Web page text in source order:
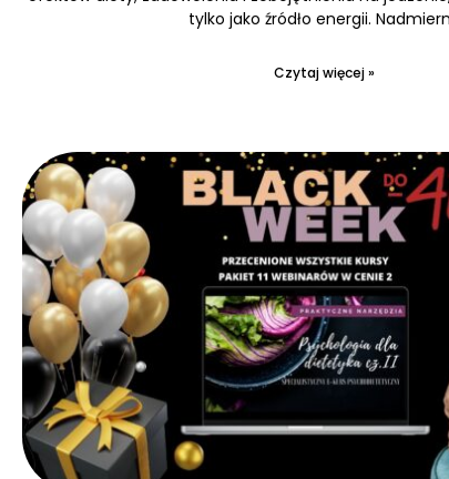
tylko jako źródło energii.
Czytaj więcej »